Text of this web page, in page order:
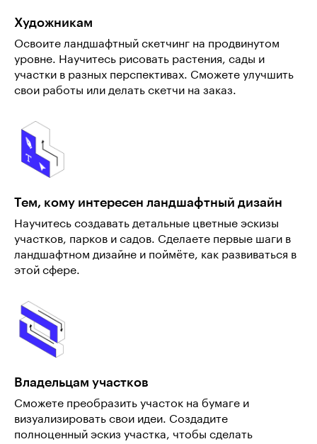
Художникам
Освоите ландшафтный скетчинг на продвинутом
уровне. Научитесь рисовать растения, сады и
участки в разных перспективах. Сможете улучшить
свои работы или делать скетчи на заказ.
Тем, кому интересен ландшафтный дизайн
Научитесь создавать детальные цветные эскизы
участков, парков и садов. Сделаете первые шаги в
ландшафтном дизайне и поймёте, как развиваться в
этой сфере.
Владельцам участков
Сможете преобразить участок на бумаге и
визуализировать свои идеи. Создадите
полноценный эскиз участка, чтобы сделать